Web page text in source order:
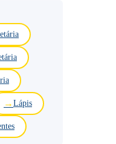
Lápis